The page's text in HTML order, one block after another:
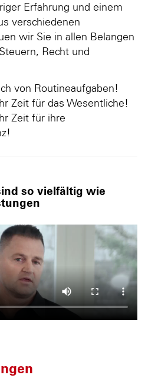
Erfahrung und einem
verschiedenen
wir Sie in allen Belangen
Recht und
von Routineaufgaben!
Zeit für das Wesentliche!
Zeit für ihre
so vielfältig wie